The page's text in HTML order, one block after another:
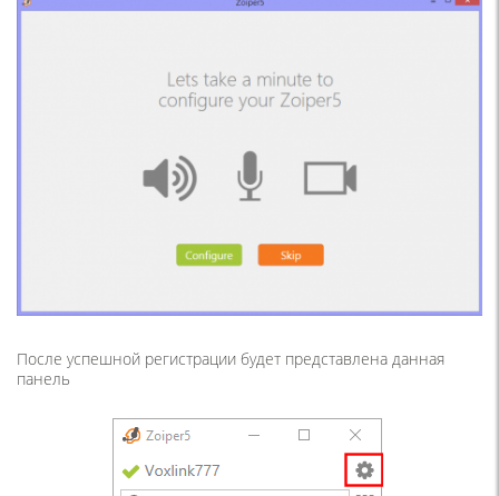
После успешной регистрации будет представлена данная
панель